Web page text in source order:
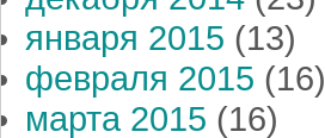
января 2015 (13)
февраля 2015 (16)
марта 2015 (16)